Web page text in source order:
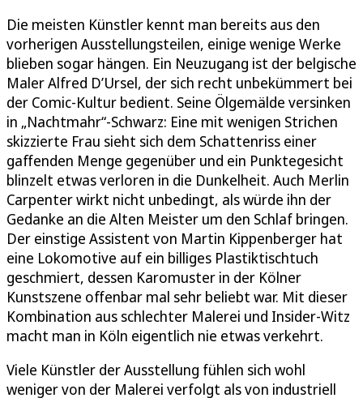
Die meisten Künstler kennt man bereits aus den
vorherigen Ausstellungsteilen, einige wenige Werke
blieben sogar hängen. Ein Neuzugang ist der belgische
Maler Alfred D’Ursel, der sich recht unbekümmert bei
der Comic-Kultur bedient. Seine Ölgemälde versinken
in „Nachtmahr“-Schwarz: Eine mit wenigen Strichen
skizzierte Frau sieht sich dem Schattenriss einer
gaffenden Menge gegenüber und ein Punktegesicht
blinzelt etwas verloren in die Dunkelheit. Auch Merlin
Carpenter wirkt nicht unbedingt, als würde ihn der
Gedanke an die Alten Meister um den Schlaf bringen.
Der einstige Assistent von Martin Kippenberger hat
eine Lokomotive auf ein billiges Plastiktischtuch
geschmiert, dessen Karomuster in der Kölner
Kunstszene offenbar mal sehr beliebt war. Mit dieser
Kombination aus schlechter Malerei und Insider-Witz
macht man in Köln eigentlich nie etwas verkehrt.
Viele Künstler der Ausstellung fühlen sich wohl
weniger von der Malerei verfolgt als von industriell